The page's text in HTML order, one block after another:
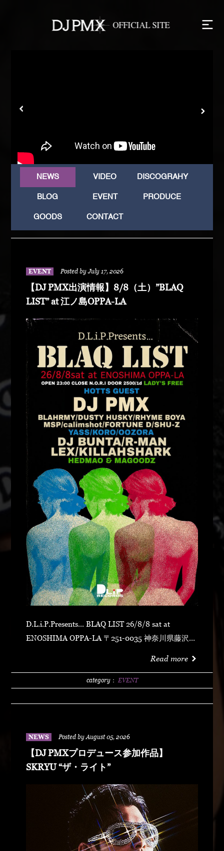
NEWS VIDEO DISCOGRAHY
BLOG EVENT PRODUCE
GOODS CONTACT
EVENT Posted by July 17, 2026
【DJ PMX出演情報】8/8（土）”BLAQ
LIST” at 江ノ島OPPA-LA
D.L.i.P.Presents... BLAQ LIST 26/8/8 sat at
ENOSHIMA OPPA-LA 〒251-0035 神奈川県藤沢市
2500/1dLADY'S FREE HOTTS GUEST DJ PMX
MANLEXKILLAHSHARKHEDMAO & MAGOODZ
Read more
category： EVENT
NEWS Posted by August 05, 2026
【DJ PMXプロデュース参加作品】
SKRYU “ザ・ライト”